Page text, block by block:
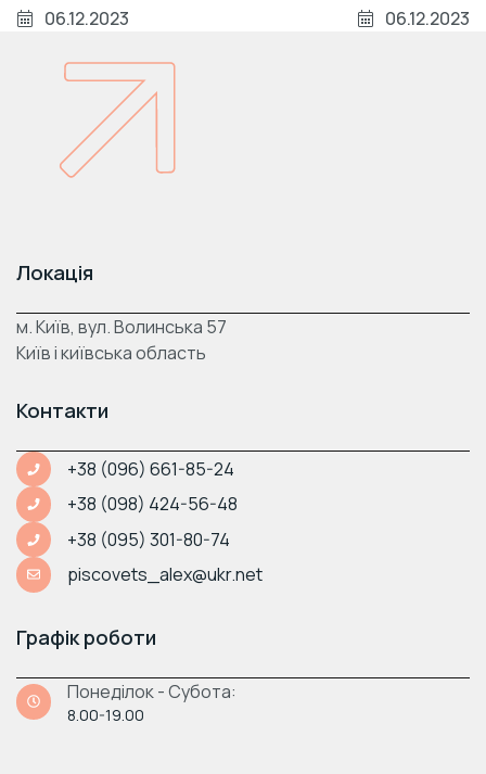
полікарбонату - 5
06.12.2023
полікарбонату?
06.12.2023
Локація
м. Київ, вул. Волинська 57
Київ і київська область
Контакти
+38 (096) 661-85-24
+38 (098) 424-56-48
+38 (095) 301-80-74
piscovets_alex@ukr.net
Графік роботи
Понеділок - Субота:
8.00-19.00